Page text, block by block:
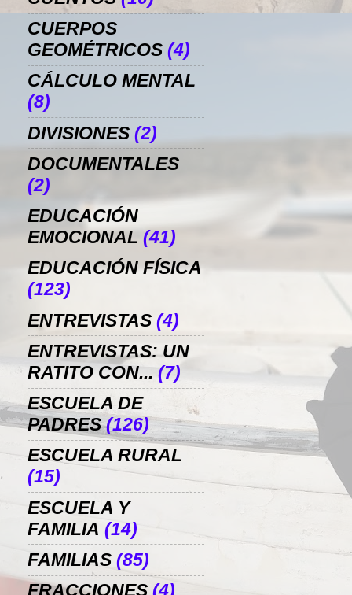
CUERPOS
GEOMÉTRICOS (4)
CÁLCULO MENTAL
(8)
DIVISIONES (2)
DOCUMENTALES
(2)
EDUCACIÓN
EMOCIONAL (41)
EDUCACIÓN FÍSICA
(123)
ENTREVISTAS (4)
ENTREVISTAS: UN
RATITO CON... (7)
ESCUELA DE
PADRES (126)
ESCUELA RURAL
(15)
ESCUELA Y
FAMILIA (14)
FAMILIAS (85)
FRACCIONES (4)